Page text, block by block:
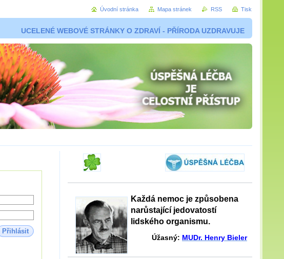
UCELENÉ WEBOVÉ STRÁNKY O ZDRAVÍ - PŘÍRODA UZDRAVUJE
Přihlásit
Každá nemoc je způsobena
narůstající jedovatostí
lidského organismu.
Úžasný: MUDr. Henry Bieler
Úvodní stránka Mapa stránek RSS Tisk